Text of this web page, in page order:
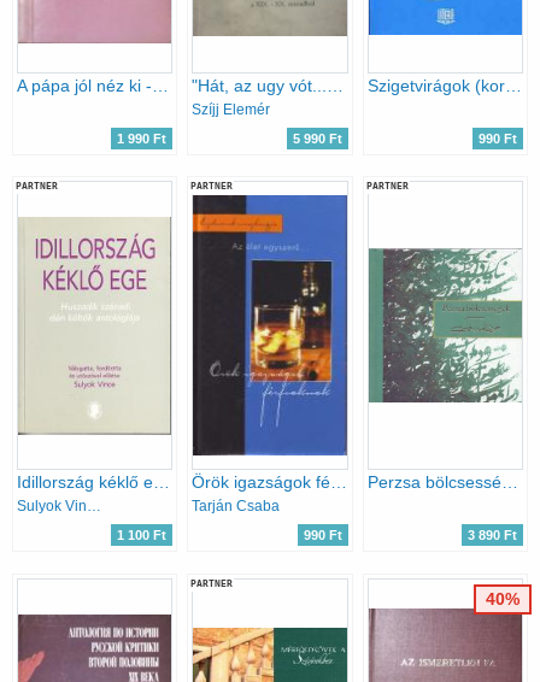
1 990 Ft
Szíjj Elemér
5 990 Ft
Szigetvirágok (kortárs maláj novellák)
990 Ft
PARTNER
Idillország kéklő ege (Huszadik századi dán költők antológiája)
Sulyok Vince (szerk.)
1 100 Ft
PARTNER
Örök igazságok férfiaknak - Az élet egyszerű...
Tarján Csaba
990 Ft
PARTNER
Perzsa bölcsességek
3 890 Ft
PARTNER
40%